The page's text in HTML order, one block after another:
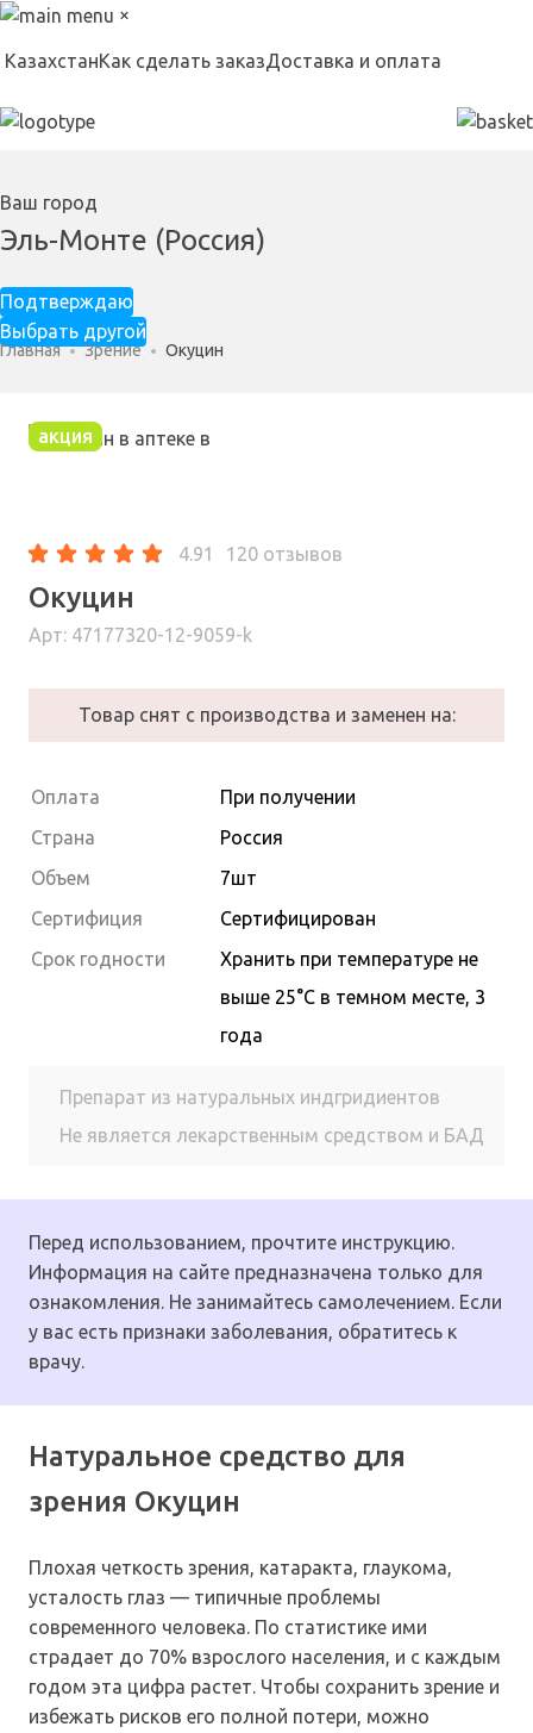
×
КазахстанКак сделать заказДоставка и оплата
Ваш город
Эль-Монте (Россия)
Подтверждаю
Выбрать другой
Главная Зрение Окуцин
акция
4.91 120 отзывов
Окуцин
Арт: 47177320-12-9059-k
Товар снят с производства и заменен на:
Оплата
При получении
Страна
Россия
Объем
7шт
Сертифиция
Сертифицирован
Cрок годности
Хранить при температуре не
выше 25°С в темном месте, 3
года
Препарат из натуральных индгридиентов
Не является лекарственным средством и БАД
Перед использованием, прочтите инструкцию.
Информация на сайте предназначена только для
ознакомления. Не занимайтесь самолечением. Если
у вас есть признаки заболевания, обратитесь к
врачу.
Натуральное средство для
зрения Окуцин
Плохая четкость зрения, катаракта, глаукома,
усталость глаз — типичные проблемы
современного человека. По статистике ими
страдает до 70% взрослого населения, и с каждым
годом эта цифра растет. Чтобы сохранить зрение и
избежать рисков его полной потери, можно